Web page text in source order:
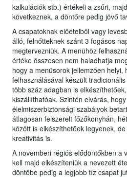
kalkulációk stb.) értékeli a zsűri,
következnek, a döntőre pedig jövő
A csapatoknak előételből vagy
álló, felnőtteknek szánt 3 fogásos
megtervezniük. A menühöz
értéke összesen nem haladhatja
hogy a menüsorok jellemzően helyi,
felhasználásával készült
több száz adagban is
kiszállíthatóak. Szintén elvárás,
élelmiszerbiztonsági szabályok
átlagosan felszerelt főzőkonyhán,
között is elkészíthetőek legyenek,
kreativitás is.
A novemberi régiós elődöntőkben a
kell majd elkészíteniük a nevezett
döntőbe pedig a legjobb tíz csapat